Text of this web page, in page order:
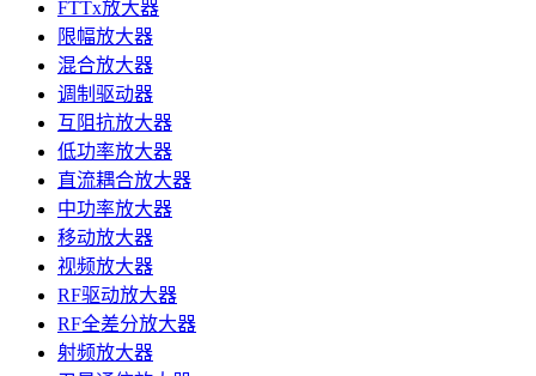
FTTx放大器
限幅放大器
混合放大器
调制驱动器
互阻抗放大器
低功率放大器
直流耦合放大器
中功率放大器
移动放大器
视频放大器
RF驱动放大器
RF全差分放大器
射频放大器